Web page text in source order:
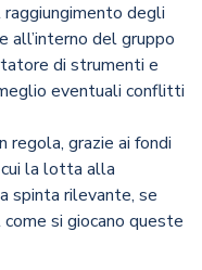
raggiungimento degli
all’interno del gruppo
di strumenti e
eventuali conflitti
grazie ai fondi
la lotta alla
spinta rilevante, se
si giocano queste